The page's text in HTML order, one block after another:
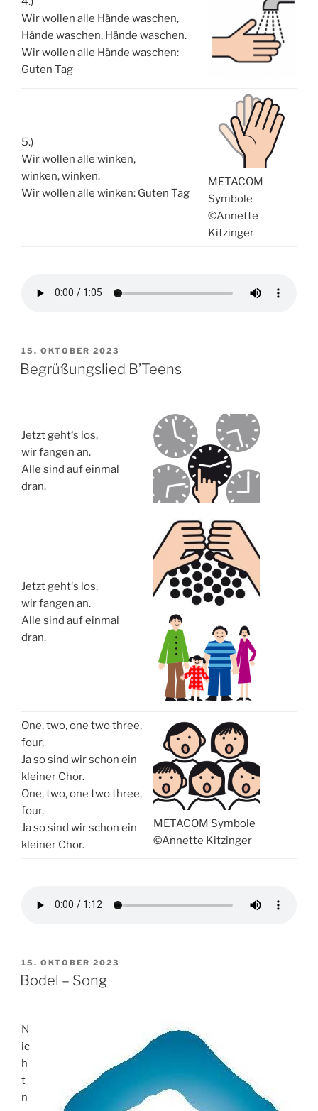
Wir wollen alle Hände waschen,
Hände waschen, Hände waschen.
Wir wollen alle Hände waschen:
Guten Tag
5.)
Wir wollen alle winken,
winken, winken.
Wir wollen alle winken: Guten Tag
METACOM
Symbole
©Annette
Kitzinger
VERÖFFENTLICHT
AM
15. OKTOBER 2023
Begrüßungslied B’Teens
Jetzt geht‘s los,
wir fangen an.
Alle sind auf einmal
dran.
Jetzt geht‘s los,
wir fangen an.
Alle sind auf einmal
dran.
One, two, one two three,
four,
Ja so sind wir schon ein
kleiner Chor.
One, two, one two three,
four,
Ja so sind wir schon ein
kleiner Chor.
METACOM Symbole
©Annette Kitzinger
VERÖFFENTLICHT
AM
15. OKTOBER 2023
Bodel – Song
N
ic
h
t
n